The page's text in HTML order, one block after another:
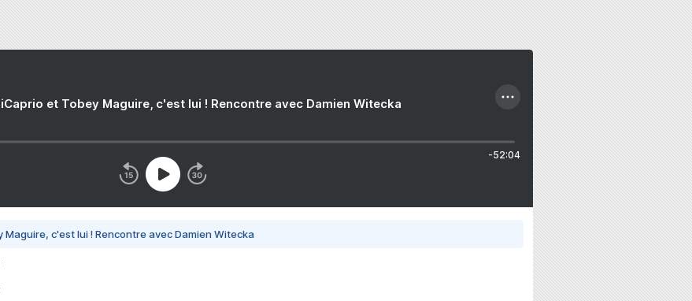
et Tobey Maguire, c'est lui ! Rencontre avec Damien Witecka
-52:04
Maguire, c'est lui ! Rencontre avec Damien Witecka